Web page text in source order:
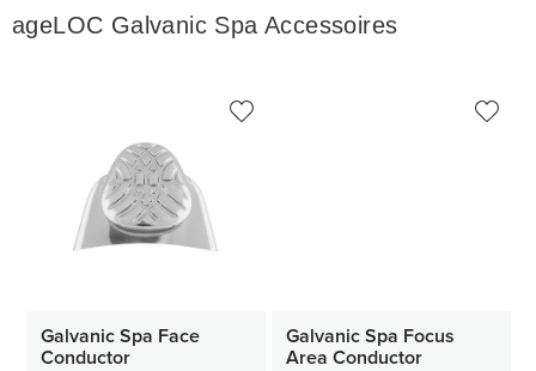
ageLOC Galvanic Spa Accessoires
Galvanic Spa Face
Conductor
Galvanic Spa Focus
Area Conductor